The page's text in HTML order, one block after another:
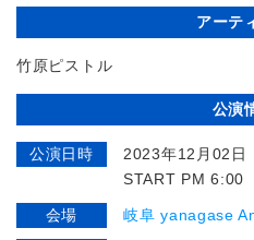
アーテ
竹原ピストル
公演
公演日時
2023年12月02日
START PM 6:00
会場 岐阜 yanagase